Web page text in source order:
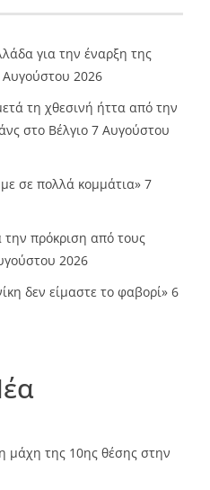
για την έναρξη της
Αυγούστου 2026
τη χθεσινή ήττα από την
στο Βέλγιο 7 Αυγούστου
σε πολλά κομμάτια» 7
την πρόκριση από τους
2026
δεν είμαστε το φαβορί» 6
μάχη της 10ης θέσης στην